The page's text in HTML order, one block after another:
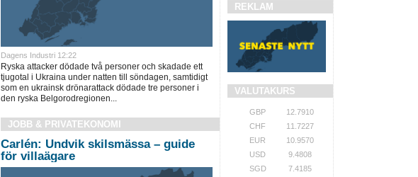
Dagens Industri 12:22
Ryska attacker dödade två personer och skadade ett
tjugotal i Ukraina under natten till söndagen, samtidigt
som en ukrainsk drönarattack dödade tre personer i
den ryska Belgorodregionen...
JOBB & PRIVATEKONOMI
Carlén: Undvik skilsmässa – guide
för villaägare
REKLAM
VALUTAKURS
GBP
12.7910
CHF
11.7227
EUR
10.9570
USD
9.4808
SGD
7.4185